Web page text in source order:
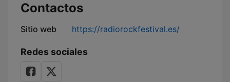
Contactos
Sitio web https://radiorockfestival.es/
Redes sociales